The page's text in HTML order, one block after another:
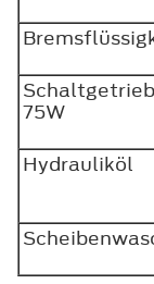
75W
Hydrauliköl